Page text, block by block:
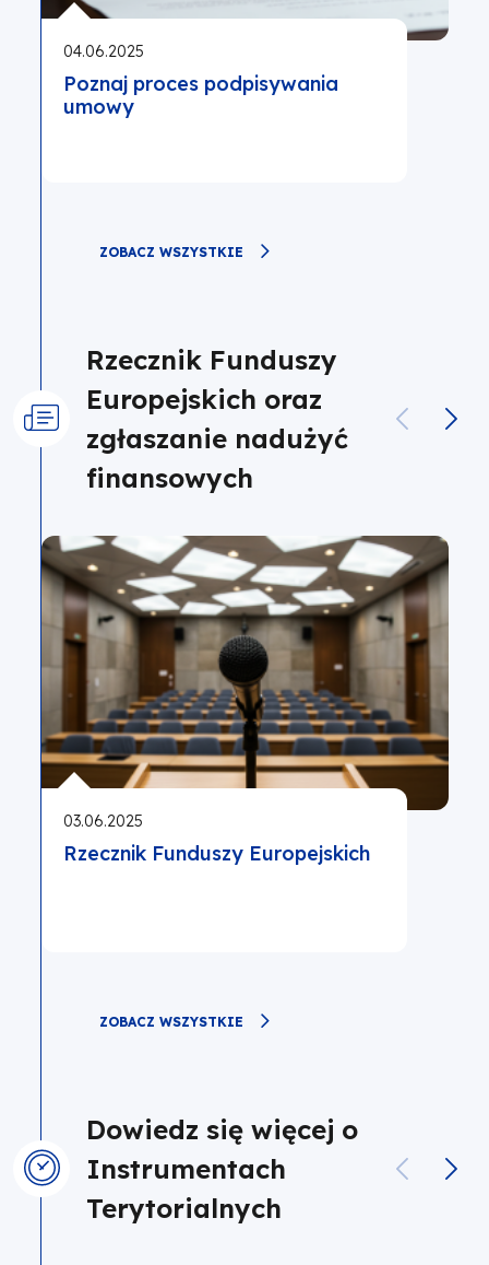
04.06.2025
Poznaj proces podpisywania
umowy
ZOBACZ WSZYSTKIE
Rzecznik Funduszy
Europejskich oraz
zgłaszanie nadużyć
finansowych
03.06.2025
Rzecznik Funduszy Europejskich
ZOBACZ WSZYSTKIE
Dowiedz się więcej o
Instrumentach
Terytorialnych